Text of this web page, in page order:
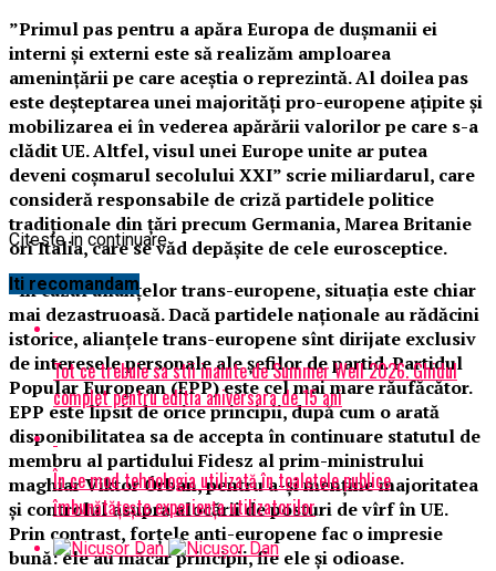
”Primul pas pentru a apăra Europa de dușmanii ei
interni și externi este să realizăm amploarea
amenințării pe care aceștia o reprezintă. Al doilea pas
este deșteptarea unei majorități pro-europene ațipite și
mobilizarea ei în vederea apărării valorilor pe care s-a
clădit UE. Altfel, visul unei Europe unite ar putea
deveni coșmarul secolului XXI” scrie miliardarul, care
consideră responsabile de criză partidele politice
tradiționale din țări precum Germania, Marea Britanie
ori Italia, care se văd depășite de cele eurosceptice.
”În cazul alianțelor trans-europene, situația este chiar
mai dezastruoasă. Dacă partidele naționale au rădăcini
istorice, alianțele trans-europene sînt dirijate exclusiv
de interesele personale ale șefilor de partid. Partidul
Popular European (EPP) este cel mai mare răufăcător.
EPP este lipsit de orice principii, după cum o arată
disponibilitatea sa de accepta în continuare statutul de
membru al partidului Fidesz al prim-ministrului
maghiar Viktor Órban, pentru a-și menține majoritatea
și controlul asupra alocării de posturi de vîrf în UE.
Prin contrast, forțele anti-europene fac o impresie
bună: ele au măcar principii, fie ele și odioase.
Citeste in continuare
Iti recomandam
Tot ce trebuie sa stii inainte de Summer Well 2026. Ghidul
complet pentru editia aniversara de 15 ani
În ce mod tehnologia utilizată în toaletele publice
îmbunătățește experiența utilizatorilor